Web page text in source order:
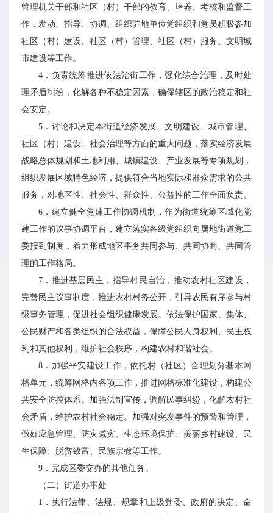
管理机关干部和社区（村）干部的教育、培养、考核和监督工
作，发动、指导、协调、组织驻地单位党组织和党员积极参加
社区（村）建设、社区（村）管理、社区（村）服务、文明城
市建设等工作。
4．负责统筹推进依法治街工作，强化综合治理，及时处
理矛盾纠纷，化解各种不稳定因素，确保辖区的政治稳定和社
会安定。
5．讨论和决定本街道经济发展、文明建设、城市管理、
社区（村）建设、社会治理等方面的重大问题，落实经济发展
战略总体规划和土地利用、城镇建设、产业发展等专项规划，
组织发展区域特色经济，提供符合当地实际和群众需求的公共
服务，对地区性、社会性、群众性、公益性的工作全面负责。
6．建立健全党建工作协调机制，作为街道统筹区域化党
建工作的议事协调平台，建立落实各级党组织向属地街道党工
委报到制度，着力形成地区事务共同参与、共同协商、共同管
理的工作格局。
7．推进基层民主，指导村民自治，推动农村社区建设，
完善民主议事制度，推进农村村务公开，引导农民有序参与村
级事务管理，促进社会组织健康发展。依法保护国家、集体、
公民财产和各类组织的合法权益，保障公民人身权利、民主权
利和其他权利，维护社会秩序，构建农村和谐社会。
8．加强平安建设工作，依托村（社区）合理划分基本网
格单元，统筹网格内各项工作，推进网格标准化建设，构建公
共安全防控体系。加强法制宣传，调解民事纠纷，化解农村社
会矛盾，维护农村社会稳定。加强对突发事件的预警和管理，
做好应急管理、防灾减灾、生态环境保护、美丽乡村建设、民
生保障、脱贫致富、民族宗教等工作。
9．完成区委交办的其他任务。
（二）街道办事处
1．执行法律、法规、规章和上级党委、政府的决定、命